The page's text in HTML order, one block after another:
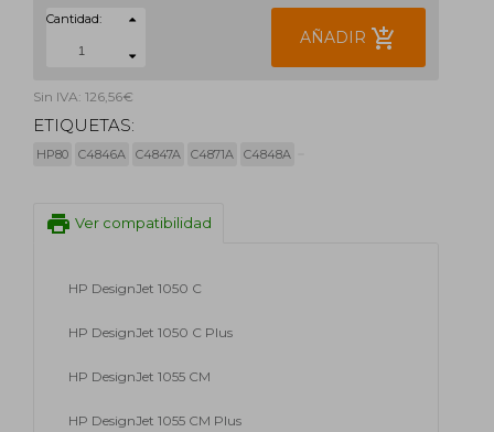
Cantidad:
AÑADIR add_shopping_cart
Sin IVA: 126,56€
ETIQUETAS:
HP80 C4846A C4847A C4871A C4848A
print Ver compatibilidad
HP DesignJet 1050 C
HP DesignJet 1050 C Plus
HP DesignJet 1055 CM
HP DesignJet 1055 CM Plus